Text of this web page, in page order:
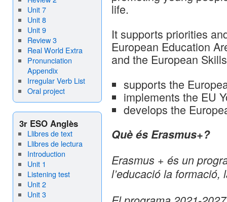
Unit 7
Unit 8
Unit 9
Review 3
Real World Extra
Pronunciation
Appendix
Irregular Verb List
Oral project
3r ESO Anglès
Llibres de text
Llibres de lectura
Introduction
Unit 1
Listening test
Unit 2
Unit 3
life.
It supports priorities
European Education
and the European
supports the
implements the EU
develops the
Què és Erasmus+?
Erasmus + és un
l’educació la formació,